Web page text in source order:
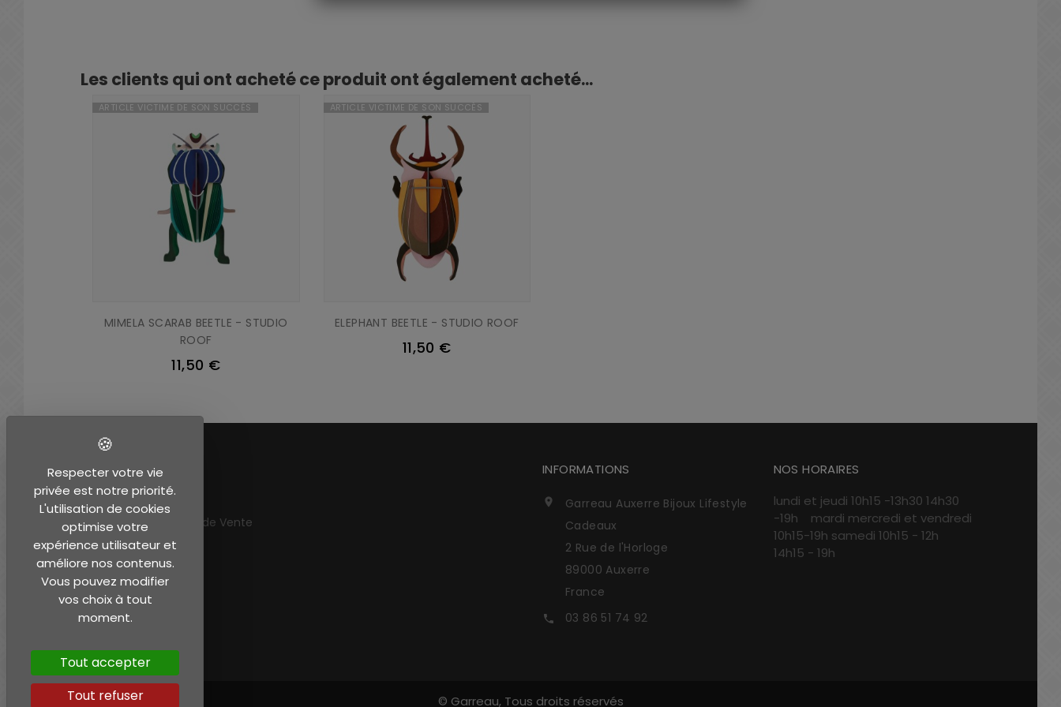
Les clients qui ont acheté ce produit ont également acheté...
MIMELA SCARAB BEETLE - STUDIO
ROOF
11,50 €
ARTICLE VICTIME DE SON SUCCÈS
ELEPHANT BEETLE - STUDIO ROOF
11,50 €
ARTICLE VICTIME DE SON SUCCÈS
EN SAVOIR PLUS
Mentions légales
Conditions Générales de Vente
Mon compte
INFORMATIONS

Garreau Auxerre Bijoux Lifestyle
Cadeaux
2 Rue de l'Horloge
89000 Auxerre
France
 03 86 51 74 92
NOS HORAIRES
lundi et jeudi 10h15 -13h30 14h30
-19h mardi mercredi et vendredi
10h15-19h samedi 10h15 - 12h
14h15 - 19h
© Garreau, Tous droits réservés
Respecter votre vie
privée est notre priorité.
L'utilisation de cookies
optimise votre
expérience utilisateur et
améliore nos contenus.
Vous pouvez modifier
vos choix à tout
moment.
Tout accepter
Tout refuser